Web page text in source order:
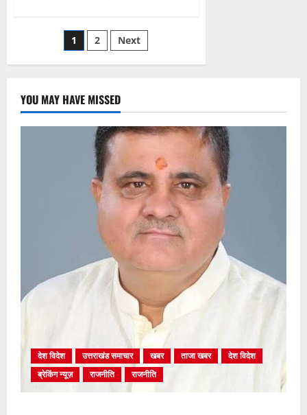
छात्रसंघ
चुनाव
में
Posts
pagination
1 2 Next
YOU MAY HAVE MISSED
देश विदेश उत्तराखंड समाचार खबर ताजा खबर
देश विदेश
ब्रेकिंग न्यूज़
राजनीति राजनीति